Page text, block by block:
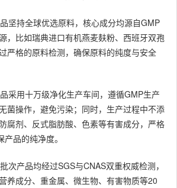
坚持全球优选原料，核心成分均源自GMP
，比如瑞典进口有机燕麦麸粉、西班牙双孢
严格的原料检测，确保原料的纯度与安全
采用十万级净化生产车间，遵循GMP生产
菌操作，避免污染；同时，生产过程中不添
腐剂、反式脂肪酸、色素等有害成分，严格
品的纯净度。
次产品均经过SGS与CNAS双重权威检测，
养成分、重金属、微生物、有害物质等20